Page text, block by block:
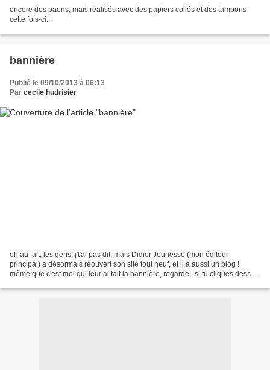
encore des paons, mais réalisés avec des papiers collés et des tampons
cette fois-ci...
bannière
Publié le 09/10/2013 à 06:13
Par cecile hudrisier
eh au fait, les gens, j't'ai pas dit, mais Didier Jeunesse (mon éditeur
principal) a désormais réouvert son site tout neuf, et il a aussi un blog !
même que c'est moi qui leur ai fait la bannière, regarde : si tu cliques dessus,